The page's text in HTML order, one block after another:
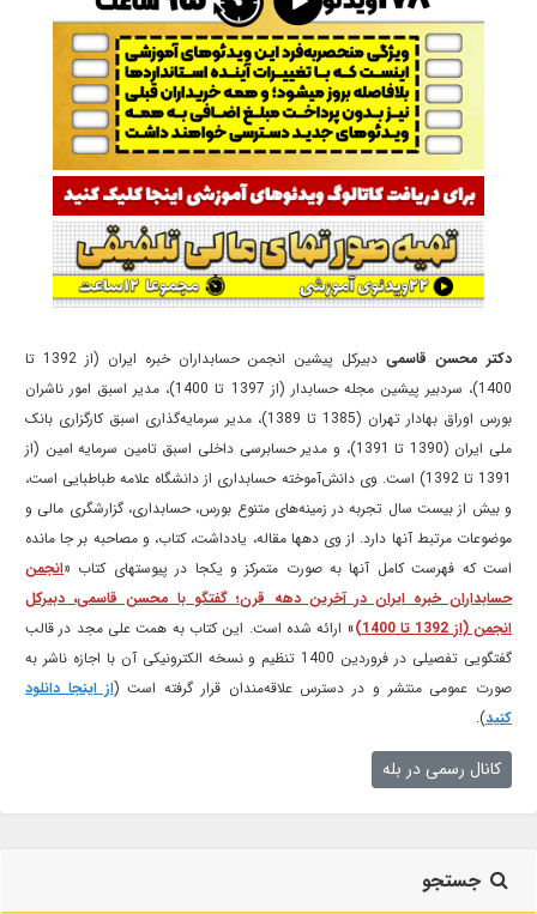
دکتر محسن قاسمی
دبیرکل پیشین انجمن حسابداران خبره ایران (از 1392 تا
1400)، سردبیر پیشین مجله حسابدار (از 1397 تا 1400)، مدیر اسبق امور ناشران
بورس اوراق بهادار تهران (1385 تا 1389)، مدیر سرمایه‌گذاری اسبق کارگزاری بانک
ملی ایران (1390 تا 1391)، و مدیر حسابرسی داخلی اسبق تامین سرمایه امین (از
1391 تا 1392) است. وی دانش‌آموخته حسابداری از دانشگاه علامه طباطبایی است،
و بیش از بیست سال تجربه در زمینه‌های متنوع بورس، حسابداری، گزارشگری مالی و
موضوعات مرتبط آنها دارد. از وی دهها مقاله، یادداشت، کتاب، و مصاحبه بر جا مانده
است که فهرست کامل آنها به صورت متمرکز و یکجا در پیوستهای کتاب «انجمن
حسابداران خبره ایران در آخرین دهه قرن؛ گفتگو با محسن قاسمی، دبیرکل
انجمن (از 1392 تا 1400)
» ارائه شده است. این کتاب به همت علی مجد در قالب
گفتگویی تفصیلی در فروردین 1400 تنظیم و نسخه الکترونیکی آن با اجازه ناشر به
صورت عمومی منتشر و در دسترس علاقه‌مندان قرار گرفته است (از اینجا دانلود
کنید).
کانال رسمی در بله
جستجو